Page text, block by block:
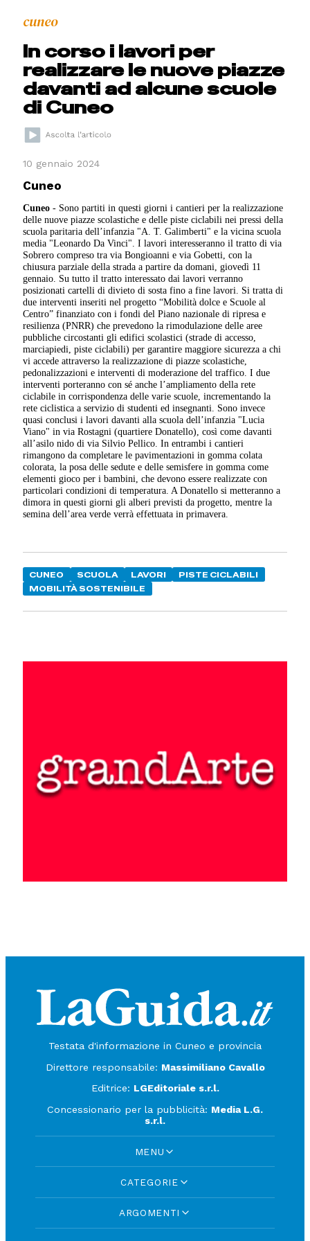
cuneo
In corso i lavori per
realizzare le nuove piazze
davanti ad alcune scuole
di Cuneo
10 gennaio 2024
Cuneo
Cuneo - Sono partiti in questi giorni i cantieri per la realizzazione
delle nuove piazze scolastiche e delle piste ciclabili nei pressi della
scuola paritaria dell’infanzia "A. T. Galimberti" e la vicina scuola
media "Leonardo Da Vinci". I lavori interesseranno il tratto di via
Sobrero compreso tra via Bongioanni e via Gobetti, con la
chiusura parziale della strada a partire da domani, giovedì 11
gennaio. Su tutto il tratto interessato dai lavori verranno
posizionati cartelli di divieto di sosta fino a fine lavori. Si tratta di
due interventi inseriti nel progetto “Mobilità dolce e Scuole al
Centro” finanziato con i fondi del Piano nazionale di ripresa e
resilienza (PNRR) che prevedono la rimodulazione delle aree
pubbliche circostanti gli edifici scolastici (strade di accesso,
marciapiedi, piste ciclabili) per garantire maggiore sicurezza a chi
vi accede attraverso la realizzazione di piazze scolastiche,
pedonalizzazioni e interventi di moderazione del traffico. I due
interventi porteranno con sé anche l’ampliamento della rete
ciclabile in corrispondenza delle varie scuole, incrementando la
rete ciclistica a servizio di studenti ed insegnanti. Sono invece
quasi conclusi i lavori davanti alla scuola dell’infanzia "Lucia
Viano" in via Rostagni (quartiere Donatello), così come davanti
all’asilo nido di via Silvio Pellico. In entrambi i cantieri
rimangono da completare le pavimentazioni in gomma colata
colorata, la posa delle sedute e delle semisfere in gomma come
elementi gioco per i bambini, che devono essere realizzate con
particolari condizioni di temperatura. A Donatello si metteranno a
dimora in questi giorni gli alberi previsti da progetto, mentre la
semina dell’area verde verrà effettuata in primavera.
CUNEO SCUOLA LAVORI
PISTE CICLABILI
MOBILITÀ SOSTENIBILE
Testata d'informazione in Cuneo e provincia
Direttore responsabile: Massimiliano Cavallo
Editrice: LGEditoriale s.r.l.
Concessionario per la pubblicità: Media L.G.
s.r.l.
MENU
CATEGORIE
ARGOMENTI